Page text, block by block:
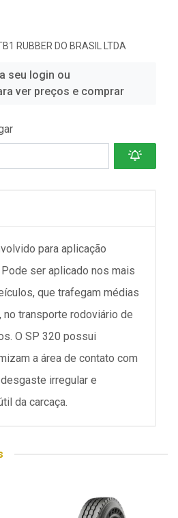
RUBBER DO BRASIL LTDA
seu login ou
ver preços e comprar
para aplicação
ser aplicado nos mais
que trafegam médias
transporte rodoviário de
O SP 320 possui
a área de contato com
irregular e
da carcaça.